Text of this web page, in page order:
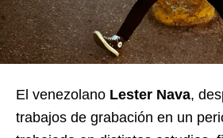
El venezolano Lester Nava,
trabajos de grabación en un